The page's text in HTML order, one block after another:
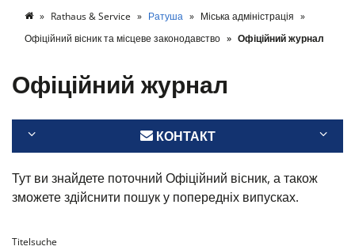
Rathaus & Service Ратуша
Міська адміністрація
Офіційний вісник та місцеве законодавство
Офіційний журнал
Офіційний журнал
КОНТАКТ
Тут ви знайдете поточний Офіційний вісник, а також
зможете здійснити пошук у попередніх випусках.
Titelsuche